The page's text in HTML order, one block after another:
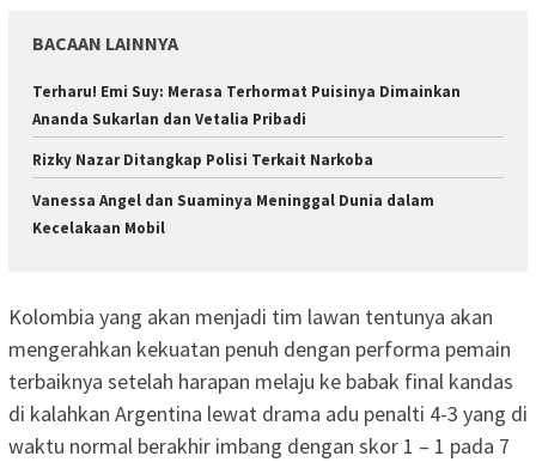
BACAAN LAINNYA
Terharu! Emi Suy: Merasa Terhormat Puisinya Dimainkan
Ananda Sukarlan dan Vetalia Pribadi
Rizky Nazar Ditangkap Polisi Terkait Narkoba
Vanessa Angel dan Suaminya Meninggal Dunia dalam
Kecelakaan Mobil
Kolombia yang akan menjadi tim lawan tentunya akan
mengerahkan kekuatan penuh dengan performa pemain
terbaiknya setelah harapan melaju ke babak final kandas
di kalahkan Argentina lewat drama adu penalti 4-3 yang di
waktu normal berakhir imbang dengan skor 1 – 1 pada 7